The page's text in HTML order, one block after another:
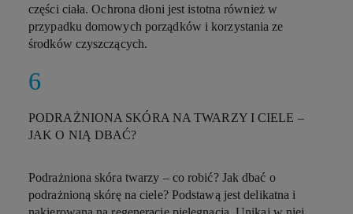
części ciała. Ochrona dłoni jest istotna również w
przypadku domowych porządków i korzystania ze
środków czyszczących.
PODRAŻNIONA SKÓRA NA TWARZY I CIELE –
JAK O NIĄ DBAĆ?
Podrażniona skóra twarzy – co robić? Jak dbać o
podrażnioną skórę na ciele? Podstawą jest delikatna i